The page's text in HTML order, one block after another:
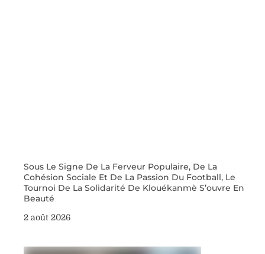
Sous Le Signe De La Ferveur Populaire, De La
Cohésion Sociale Et De La Passion Du Football, Le
Tournoi De La Solidarité De Klouékanmè S’ouvre En
Beauté
2 août 2026